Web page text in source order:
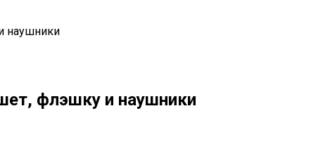
наушники
флэшку и наушники